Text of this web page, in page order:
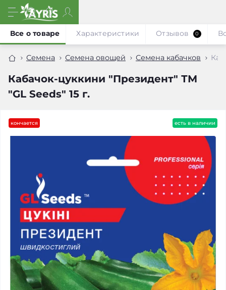
Семена Семена овощей Семена кабачков
Кабачок-цуккини "Президент" ТМ
"GL Seeds" 15 г.
Все о товаре Характеристики Отзывов 0
кончается есть в наличии